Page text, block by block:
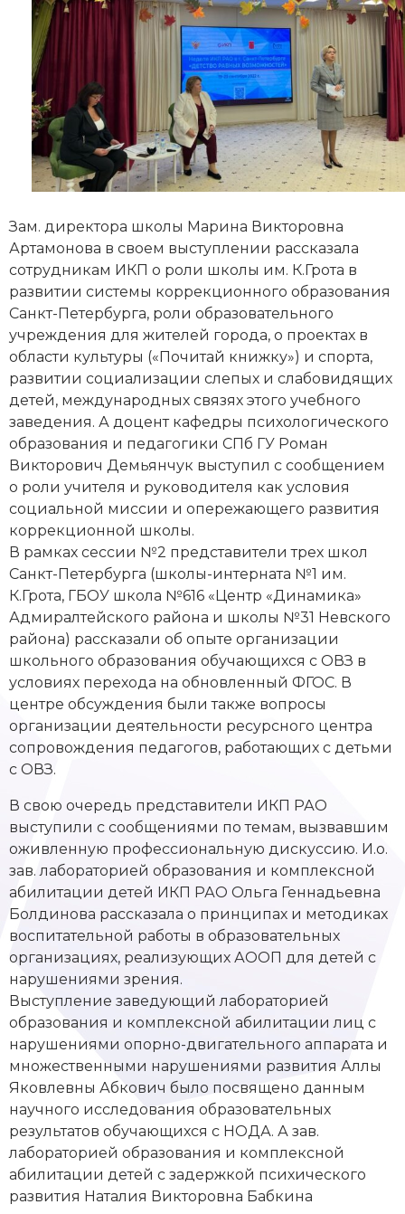
Зам. директора школы Марина Викторовна
Артамонова в своем выступлении рассказала
сотрудникам ИКП о роли школы им. К.Грота в
развитии системы коррекционного образования
Санкт-Петербурга, роли образовательного
учреждения для жителей города, о проектах в
области культуры («Почитай книжку») и спорта,
развитии социализации слепых и слабовидящих
детей, международных связях этого учебного
заведения. А доцент кафедры психологического
образования и педагогики СПб ГУ Роман
Викторович Демьянчук выступил с сообщением
о роли учителя и руководителя как условия
социальной миссии и опережающего развития
коррекционной школы.
В рамках сессии №2 представители трех школ
Санкт-Петербурга (школы-интерната №1 им.
К.Грота, ГБОУ школа №616 «Центр «Динамика»
Адмиралтейского района и школы №31 Невского
района) рассказали об опыте организации
школьного образования обучающихся с ОВЗ в
условиях перехода на обновленный ФГОС. В
центре обсуждения были также вопросы
организации деятельности ресурсного центра
сопровождения педагогов, работающих с детьми
с ОВЗ.
В свою очередь представители ИКП РАО
выступили с сообщениями по темам, вызвавшим
оживленную профессиональную дискуссию. И.о.
зав. лабораторией образования и комплексной
абилитации детей ИКП РАО Ольга Геннадьевна
Болдинова рассказала о принципах и методиках
воспитательной работы в образовательных
организациях, реализующих АООП для детей с
нарушениями зрения.
Выступление заведующий лабораторией
образования и комплексной абилитации лиц с
нарушениями опорно-двигательного аппарата и
множественными нарушениями развития Аллы
Яковлевны Абкович было посвящено данным
научного исследования образовательных
результатов обучающихся с НОДА. А зав.
лабораторией образования и комплексной
абилитации детей с задержкой психического
развития Наталия Викторовна Бабкина